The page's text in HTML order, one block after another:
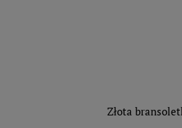
Złota